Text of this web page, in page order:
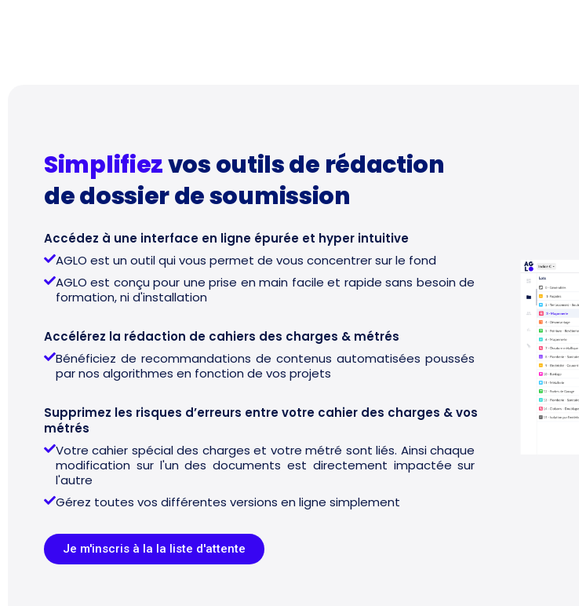
t
o
5
Simplifiezvos outils de rédaction
de dossier de soumission
Accédez à une interface en ligne épurée et hyper intuitive
AGLO est un outil qui vous permet de vous concentrer sur le fond
AGLO est conçu pour une prise en main facile et rapide sans besoin de
formation, ni d'installation
Accélérez la rédaction de cahiers des charges & métrés
Bénéficiez de recommandations de contenus automatisées poussés
par nos algorithmes en fonction de vos projets
Supprimez les risques d’erreurs entre votre cahier des charges & vos
métrés
Votre cahier spécial des charges et votre métré sont liés. Ainsi chaque
modification sur l'un des documents est directement impactée sur
l'autre
Gérez toutes vos différentes versions en ligne simplement
Je m'inscris à la la liste d'attente